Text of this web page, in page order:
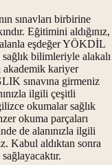
sınavları birbirine
Eğitimini aldığınız,
eşdeğer YÖKDİL
bilimleriyle alakalı
akademik kariyer
sınavına girmeniz
ilgili çeşitli
okumalar sağlık
okuma parçaları
de alanınızla ilgili
Kabul aldıktan sonra